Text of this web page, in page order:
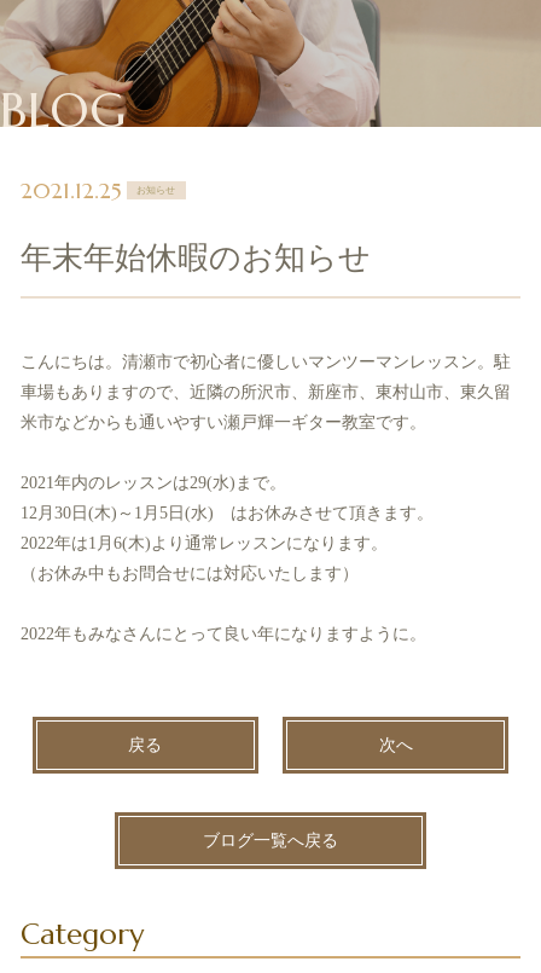
BLOG
2021.12.25 お知らせ
年末年始休暇のお知らせ
こんにちは。清瀬市で初心者に優しいマンツーマンレッスン。駐
車場もありますので、近隣の所沢市、新座市、東村山市、東久留
米市などからも通いやすい瀬戸輝一ギター教室です。
2021年内のレッスンは29(水)まで。
12月30日(木)～1月5日(水) はお休みさせて頂きます。
2022年は1月6(木)より通常レッスンになります。
（お休み中もお問合せには対応いたします）
2022年もみなさんにとって良い年になりますように。
戻る 次へ
ブログ一覧へ戻る
Category